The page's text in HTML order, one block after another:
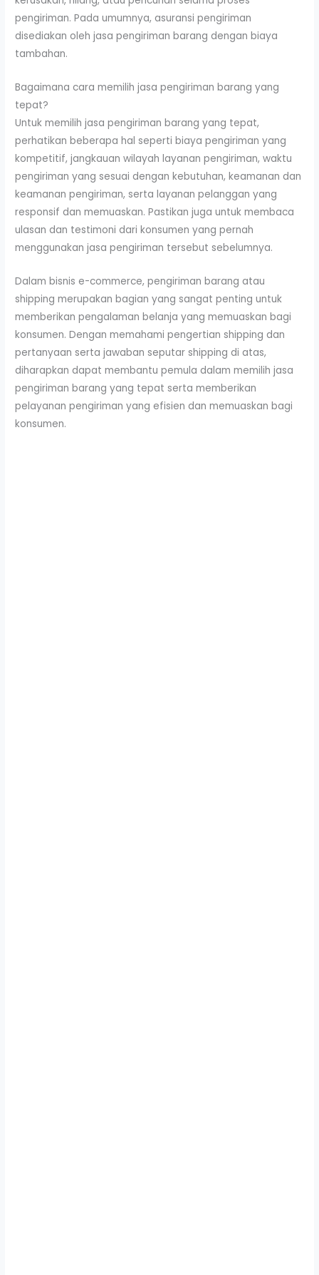
pengiriman. Pada umumnya, asuransi pengiriman
disediakan oleh jasa pengiriman barang dengan biaya
tambahan.
Bagaimana cara memilih jasa pengiriman barang yang
tepat?
Untuk memilih jasa pengiriman barang yang tepat,
perhatikan beberapa hal seperti biaya pengiriman yang
kompetitif, jangkauan wilayah layanan pengiriman, waktu
pengiriman yang sesuai dengan kebutuhan, keamanan dan
keamanan pengiriman, serta layanan pelanggan yang
responsif dan memuaskan. Pastikan juga untuk membaca
ulasan dan testimoni dari konsumen yang pernah
menggunakan jasa pengiriman tersebut sebelumnya.
Dalam bisnis e-commerce, pengiriman barang atau
shipping merupakan bagian yang sangat penting untuk
memberikan pengalaman belanja yang memuaskan bagi
konsumen. Dengan memahami pengertian shipping dan
pertanyaan serta jawaban seputar shipping di atas,
diharapkan dapat membantu pemula dalam memilih jasa
pengiriman barang yang tepat serta memberikan
pelayanan pengiriman yang efisien dan memuaskan bagi
konsumen.